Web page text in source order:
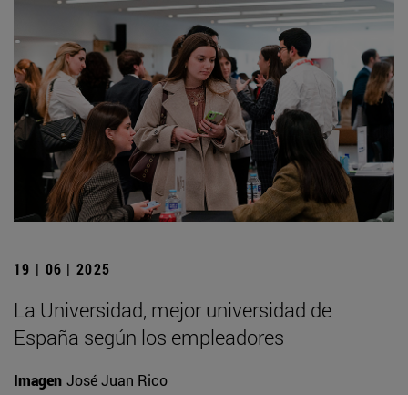
19 | 06 | 2025
La Universidad, mejor universidad de
España según los empleadores
Imagen José Juan Rico